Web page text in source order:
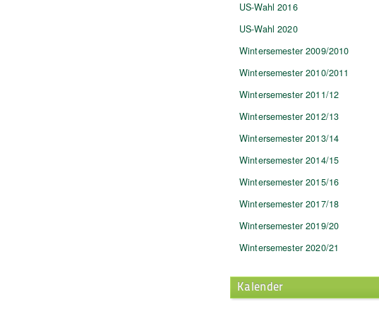
US-Wahl 2016
US-Wahl 2020
Wintersemester 2009/2010
Wintersemester 2010/2011
Wintersemester 2011/12
Wintersemester 2012/13
Wintersemester 2013/14
Wintersemester 2014/15
Wintersemester 2015/16
Wintersemester 2017/18
Wintersemester 2019/20
Wintersemester 2020/21
Kalender